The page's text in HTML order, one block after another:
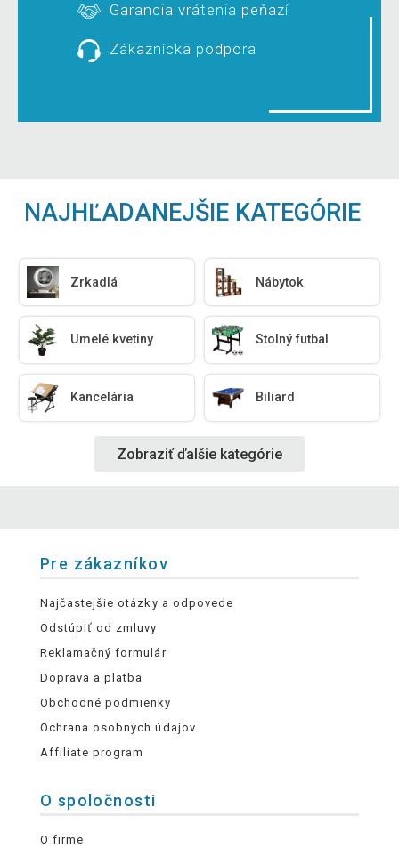
Garancia vrátenia peňazí
Zákaznícka podpora
NAJHĽADANEJŠIE KATEGÓRIE
Zrkadlá Nábytok
Umelé kvetiny Stolný futbal
Kancelária Biliard
Zobraziť ďalšie kategórie
Pre zákazníkov
Najčastejšie otázky a odpovede
Odstúpiť od zmluvy
Reklamačný formulár
Doprava a platba
Obchodné podmienky
Ochrana osobných údajov
Affiliate program
O spoločnosti
O firme